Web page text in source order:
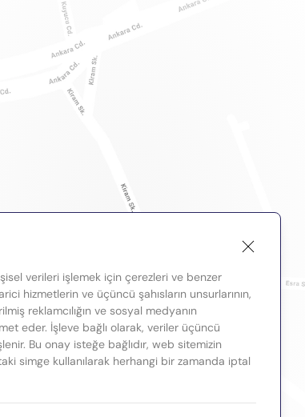
verileri işlemek için çerezleri ve benzer
hizmetlerin ve üçüncü şahısların unsurlarının,
reklamcılığın ve sosyal medyanın
eder. İşleve bağlı olarak, veriler üçüncü
Bu onay isteğe bağlıdır, web sitemizin
simge kullanılarak herhangi bir zamanda iptal